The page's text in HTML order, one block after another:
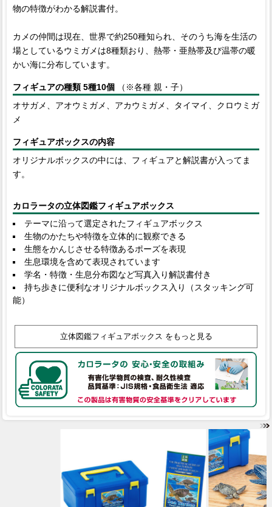
物の特徴がわかる解説書付。
カメの仲間は現在、世界で約250種知られ、そのうち海を生活の
場としているウミガメは8種類おり、熱帯・亜熱帯及び温帯の暖
かい海に分布しています。
フィギュアの種類 5種10個
（※各種 親・子）
オサガメ、アオウミガメ、アカウミガメ、タイマイ、クロウミガ
メ
フィギュアボックスの内容
オリジナルボックスの中には、フィギュアと解説書が入ってま
す。
カロラータの立体図鑑フィギュアボックス
テーマに沿って選定されたフィギュアボックス
生物のかたちや特徴を立体的に観察できる
生態をかんじさせる特徴あるポーズを表現
生息環境を含めて表現されています
学名・特徴・生息分布図など写真入り解説書付き
持ち歩きに便利なオリジナルボックス入り（スタッキング可
能）
立体図鑑フィギュアボックス をもっと見る